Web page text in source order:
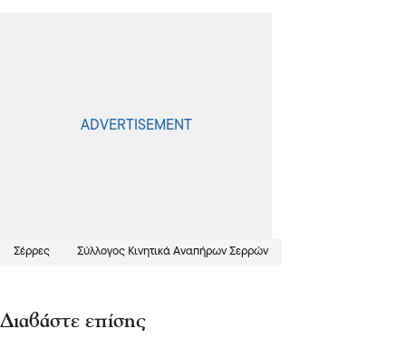
Σέρρες Σύλλογος Κινητικά Αναπήρων Σερρών
Διαβάστε επίσης